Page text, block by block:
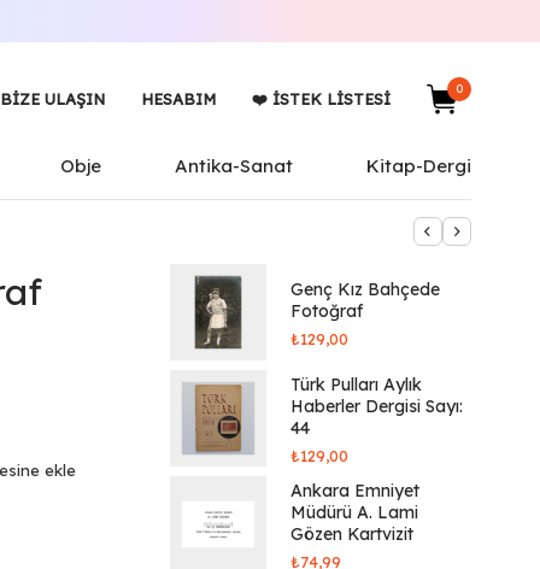
BIZE ULAŞIN HESABIM ❤️ İSTEK LISTESI
0
Obje Antika-Sanat Kitap-Dergi
ekle
Genç Kız Bahçede
Fotoğraf
₺129,00
Türk Pulları Aylık
Haberler Dergisi Sayı:
44
₺129,00
Ankara Emniyet
Müdürü A. Lami
Gözen Kartvizit
₺74,99